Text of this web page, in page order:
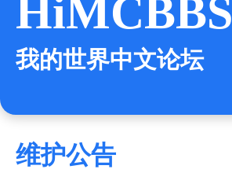
HiMCBBS
我的世界中文论坛
维护公告